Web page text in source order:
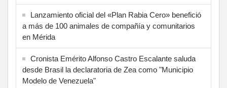
Lanzamiento oficial del «Plan Rabia Cero» benefició
a más de 100 animales de compañía y comunitarios
en Mérida
Cronista Emérito Alfonso Castro Escalante saluda
desde Brasil la declaratoria de Zea como "Municipio
Modelo de Venezuela"